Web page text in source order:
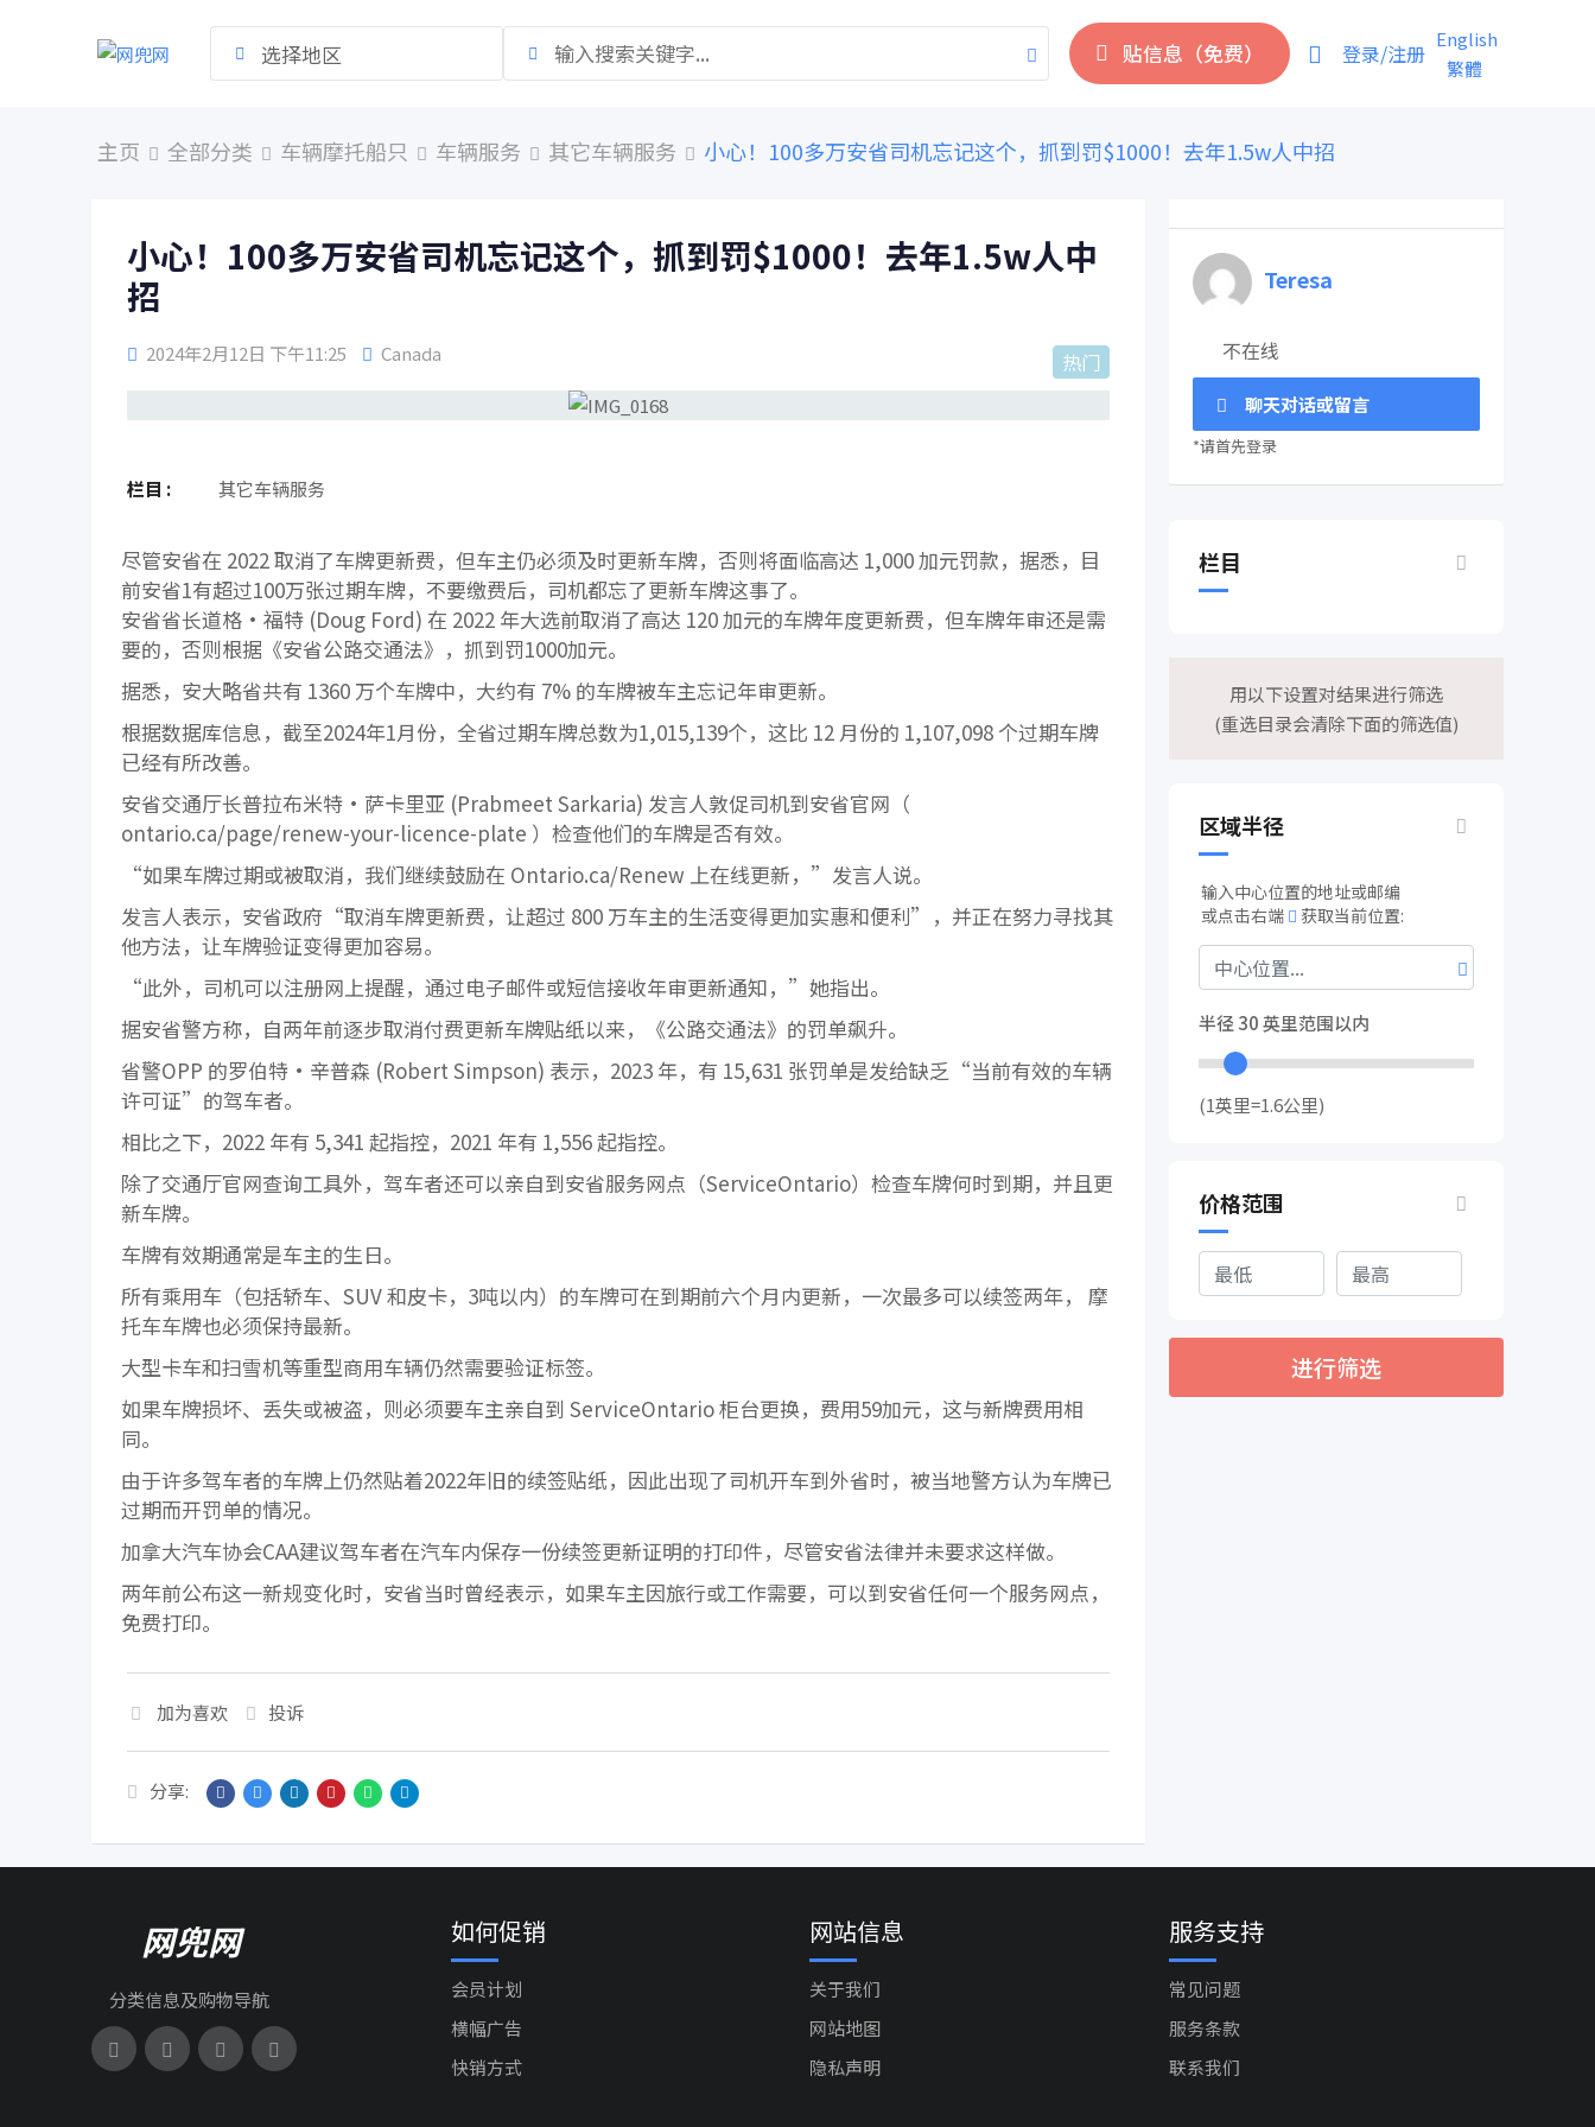
选择地区 贴信息（免费） 登录/注册
English
繁體
主页 全部分类 车辆摩托船只 车辆服务 其它车辆服务 小心！100多万安省司机忘记这个，抓到罚$1000！去年1.5w人中招
小心！100多万安省司机忘记这个，抓到罚$1000！去年1.5w人中
招
2024年2月12日 下午11:25 Canada 热门
栏目 : 其它车辆服务
尽管安省在 2022 取消了车牌更新费，但车主仍必须及时更新车牌，否则将面临高达 1,000 加元罚款，据悉，目
前安省1有超过100万张过期车牌，不要缴费后，司机都忘了更新车牌这事了。
安省省长道格·福特 (Doug Ford) 在 2022 年大选前取消了高达 120 加元的车牌年度更新费，但车牌年审还是需
要的，否则根据《安省公路交通法》，抓到罚1000加元。
据悉，安大略省共有 1360 万个车牌中，大约有 7% 的车牌被车主忘记年审更新。
根据数据库信息，截至2024年1月份，全省过期车牌总数为1,015,139个，这比 12 月份的 1,107,098 个过期车牌
已经有所改善。
安省交通厅长普拉布米特·萨卡里亚 (Prabmeet Sarkaria) 发言人敦促司机到安省官网（
ontario.ca/page/renew-your-licence-plate ）检查他们的车牌是否有效。
“如果车牌过期或被取消，我们继续鼓励在 Ontario.ca/Renew 上在线更新，”发言人说。
发言人表示，安省政府“取消车牌更新费，让超过 800 万车主的生活变得更加实惠和便利”，并正在努力寻找其
他方法，让车牌验证变得更加容易。
“此外，司机可以注册网上提醒，通过电子邮件或短信接收年审更新通知，”她指出。
据安省警方称，自两年前逐步取消付费更新车牌贴纸以来，《公路交通法》的罚单飙升。
省警OPP 的罗伯特·辛普森 (Robert Simpson) 表示，2023 年，有 15,631 张罚单是发给缺乏“当前有效的车辆
许可证”的驾车者。
相比之下，2022 年有 5,341 起指控，2021 年有 1,556 起指控。
除了交通厅官网查询工具外，驾车者还可以亲自到安省服务网点（ServiceOntario）检查车牌何时到期，并且更
新车牌。
车牌有效期通常是车主的生日。
所有乘用车（包括轿车、SUV 和皮卡，3吨以内）的车牌可在到期前六个月内更新，一次最多可以续签两年， 摩
托车车牌也必须保持最新。
大型卡车和扫雪机等重型商用车辆仍然需要验证标签。
如果车牌损坏、丢失或被盗，则必须要车主亲自到 ServiceOntario 柜台更换，费用59加元，这与新牌费用相
同。
由于许多驾车者的车牌上仍然贴着2022年旧的续签贴纸，因此出现了司机开车到外省时，被当地警方认为车牌已
过期而开罚单的情况。
加拿大汽车协会CAA建议驾车者在汽车内保存一份续签更新证明的打印件，尽管安省法律并未要求这样做。
两年前公布这一新规变化时，安省当时曾经表示，如果车主因旅行或工作需要，可以到安省任何一个服务网点，
免费打印。
加为喜欢 投诉
分享:
Teresa
不在线
聊天对话或留言
*请首先登录
栏目
用以下设置对结果进行筛选
(重选目录会清除下面的筛选值)
区域半径
输入中心位置的地址或邮编
或点击右端
获取当前位置:
半径30英里范围以内
(1英里=1.6公里)
价格范围
进行筛选
网兜网
分类信息及购物导航
如何促销
会员计划
横幅广告
快销方式
网站信息
关于我们
网站地图
隐私声明
服务支持
常见问题
服务条款
联系我们